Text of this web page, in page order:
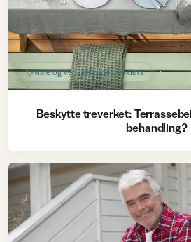
Male og vedlikeholde utendørs
Beskytte treverket:
behandling?